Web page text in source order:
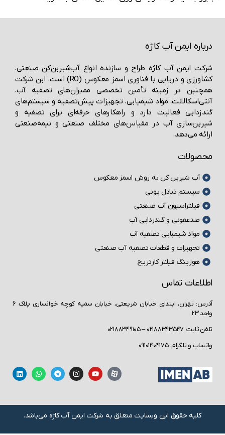
ایمن آب کاژه
ایمن آب کاژه طراح و سازنده انواع آب‌شیرین‌کن صنعتی،
کشاورزی و دریایی با فناوری اسمز معکوس (RO) است. این شرکت
در زمینه تأمین تخصصی ممبران‌های تصفیه آب،
مواد شیمیایی، تجهیزات پیش‌تصفیه و سیستم‌های
فعالیت دارد و راهکارهای حرفه‌ای برای تصفیه و
آب در مقیاس‌های مختلف صنعتی و نیمه‌صنعتی
می‌دهد.
آب شیرین کن به روش اسمز معکوس
سیستم تبادل یونی
فیلتراسیون آب صنعتی
ضدعفونی و گندزدایی آب
مواد شیمیایی تصفیه آب
تجهیزات و قطعات تصفیه آب صنعتی
هوزینگ فیلتر کارتریج
تماس
آدرس: تهران، ابتدای خیابان شریعتی، خیابان سمیه کوچه خوانساری پلاک ۶
۰۲۱۸۸۳۴۳۵۴۷ – ۰۲۱۸۸۳۴۹۱۰۵
و تلگرام: ۰۹۱۰۱۴۰۴۱۷۵
کلیه حقوق این وبسایت متعلق به شرکت ایمن آب کاژه می‌باشد.